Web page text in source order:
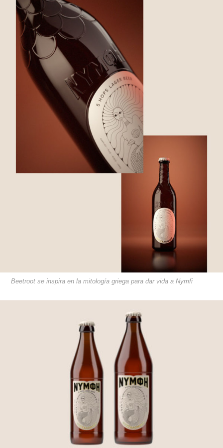
Beetroot se inspira en la mitología griega para dar vida a Nymfi